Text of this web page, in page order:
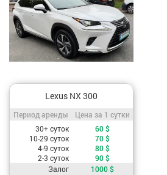
Lexus NX 300
Период аренды / Цена за 1 сутки
Период аренды
Цена за 1 сутки
Стоимость, в зависимости от периода аренды
30+ суток 60 $
10-29 суток
70 $
4-9 суток
80 $
2-3 суток
90 $
Залог
1000 $